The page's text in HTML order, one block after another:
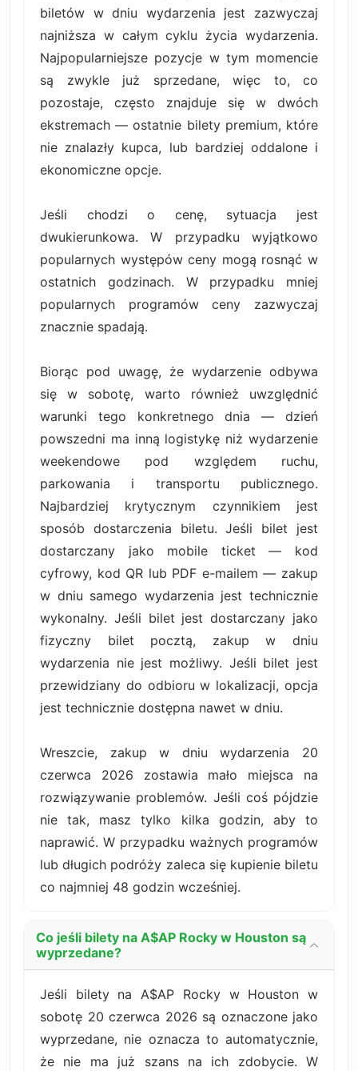
biletów w dniu wydarzenia jest zazwyczaj
najniższa w całym cyklu życia wydarzenia.
Najpopularniejsze pozycje w tym momencie
są zwykle już sprzedane, więc to, co
pozostaje, często znajduje się w dwóch
ekstremach — ostatnie bilety premium, które
nie znalazły kupca, lub bardziej oddalone i
ekonomiczne opcje.
Jeśli chodzi o cenę, sytuacja jest
dwukierunkowa. W przypadku wyjątkowo
popularnych występów ceny mogą rosnąć w
ostatnich godzinach. W przypadku mniej
popularnych programów ceny zazwyczaj
znacznie spadają.
Biorąc pod uwagę, że wydarzenie odbywa
się w sobotę, warto również uwzględnić
warunki tego konkretnego dnia — dzień
powszedni ma inną logistykę niż wydarzenie
weekendowe pod względem ruchu,
parkowania i transportu publicznego.
Najbardziej krytycznym czynnikiem jest
sposób dostarczenia biletu. Jeśli bilet jest
dostarczany jako mobile ticket — kod
cyfrowy, kod QR lub PDF e-mailem — zakup
w dniu samego wydarzenia jest technicznie
wykonalny. Jeśli bilet jest dostarczany jako
fizyczny bilet pocztą, zakup w dniu
wydarzenia nie jest możliwy. Jeśli bilet jest
przewidziany do odbioru w lokalizacji, opcja
jest technicznie dostępna nawet w dniu.
Wreszcie, zakup w dniu wydarzenia 20
czerwca 2026 zostawia mało miejsca na
rozwiązywanie problemów. Jeśli coś pójdzie
nie tak, masz tylko kilka godzin, aby to
naprawić. W przypadku ważnych programów
lub długich podróży zaleca się kupienie biletu
co najmniej 48 godzin wcześniej.
Co jeśli bilety na A$AP Rocky w Houston są
wyprzedane?
Jeśli bilety na A$AP Rocky w Houston w
sobotę 20 czerwca 2026 są oznaczone jako
wyprzedane, nie oznacza to automatycznie,
że nie ma już szans na ich zdobycie. W